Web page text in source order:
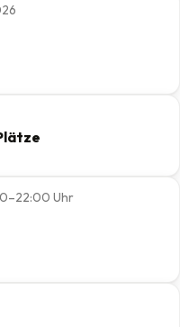
Uhr